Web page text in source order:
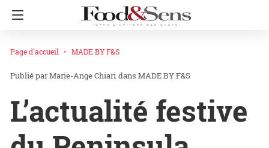
Page d'accueil MADE BY F&S
Marie-Ange Chiari dans MADE BY F&S
L’actualité festive